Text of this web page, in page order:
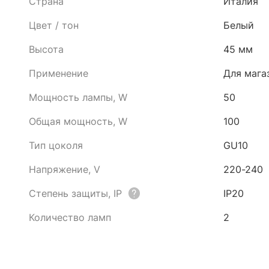
Цвет / тон
Белый
Высота
45 мм
Применение
Для
Мощность лампы, W
50
Общая мощность, W
100
Тип цоколя
GU10
Напряжение, V
220-240
Степень защиты, IP
IP20
Количество ламп
2